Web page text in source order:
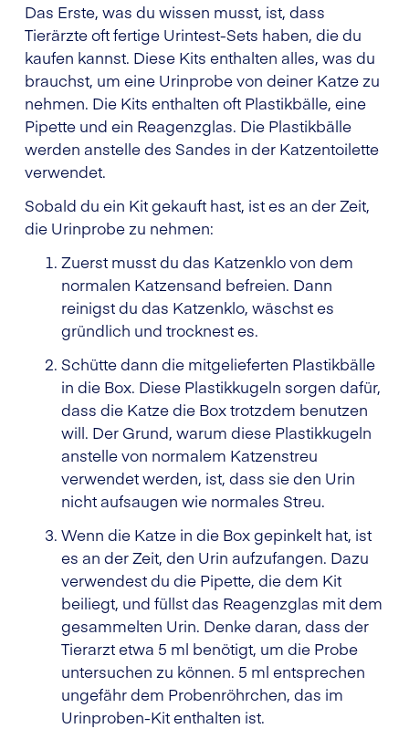
Das Erste, was du wissen musst, ist, dass
Tierärzte oft fertige Urintest-Sets haben, die du
kaufen kannst. Diese Kits enthalten alles, was du
brauchst, um eine Urinprobe von deiner Katze zu
nehmen. Die Kits enthalten oft Plastikbälle, eine
Pipette und ein Reagenzglas. Die Plastikbälle
werden anstelle des Sandes in der Katzentoilette
verwendet.
Sobald du ein Kit gekauft hast, ist es an der Zeit,
die Urinprobe zu nehmen:
Zuerst musst du das Katzenklo von dem
normalen Katzensand befreien. Dann
reinigst du das Katzenklo, wäschst es
gründlich und trocknest es.
Schütte dann die mitgelieferten Plastikbälle
in die Box. Diese Plastikkugeln sorgen dafür,
dass die Katze die Box trotzdem benutzen
will. Der Grund, warum diese Plastikkugeln
anstelle von normalem Katzenstreu
verwendet werden, ist, dass sie den Urin
nicht aufsaugen wie normales Streu.
Wenn die Katze in die Box gepinkelt hat, ist
es an der Zeit, den Urin aufzufangen. Dazu
verwendest du die Pipette, die dem Kit
beiliegt, und füllst das Reagenzglas mit dem
gesammelten Urin. Denke daran, dass der
Tierarzt etwa 5 ml benötigt, um die Probe
untersuchen zu können. 5 ml entsprechen
ungefähr dem Probenröhrchen, das im
Urinproben-Kit enthalten ist.